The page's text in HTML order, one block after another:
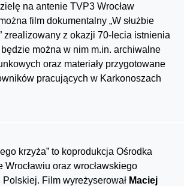
na antenie TVP3 Wrocław
film dokumentalny „W służbie
zrealizowany z okazji 70-lecia istnienia
można w nim m.in. archiwalne
oraz materiały przygotowane
pracujących w Karkonoszach
krzyża” to koprodukcja Ośrodka
Wrocławiu oraz wrocławskiego
Polskiej. Film wyreżyserował Maciej